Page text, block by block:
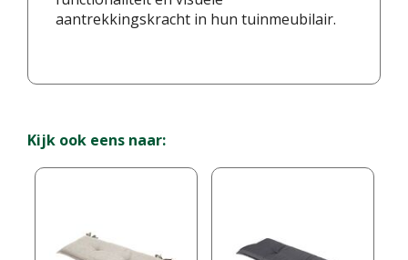
aantrekkingskracht in hun tuinmeubilair.
Kijk ook eens naar: